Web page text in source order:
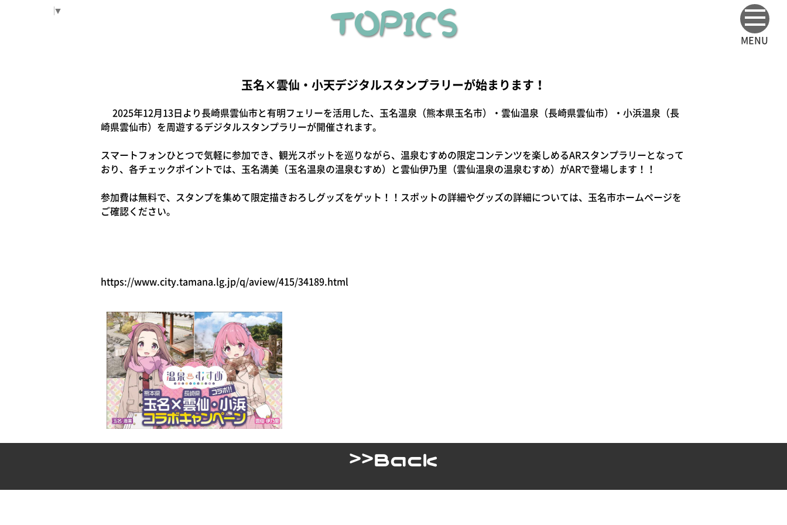
MENU
▼ TOPICS
玉名×雲仙・小天デジタルスタンプラリーが始まります！
2025年12月13日より長崎県雲仙市と有明フェリーを活用した、玉名温泉（熊本県玉名市）・雲仙温泉（長崎県雲仙市）・小浜温泉（長
崎県雲仙市）を周遊するデジタルスタンプラリーが開催されます。
スマートフォンひとつで気軽に参加でき、観光スポットを巡りながら、温泉むすめの限定コンテンツを楽しめるARスタンプラリーとなって
おり、各チェックポイントでは、玉名満美（玉名温泉の温泉むすめ）と雲仙伊乃里（雲仙温泉の温泉むすめ）がARで登場します！！
参加費は無料で、スタンプを集めて限定描きおろしグッズをゲット！！スポットの詳細やグッズの詳細については、玉名市ホームページを
ご確認ください。
https://www.city.tamana.lg.jp/q/aview/415/34189.html
>>Back